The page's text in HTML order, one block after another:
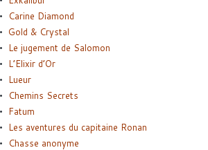
Carine Diamond
Gold & Crystal
Le jugement de Salomon
L’Elixir d’Or
Lueur
Chemins Secrets
Fatum
Les aventures du capitaine Ronan
Chasse anonyme